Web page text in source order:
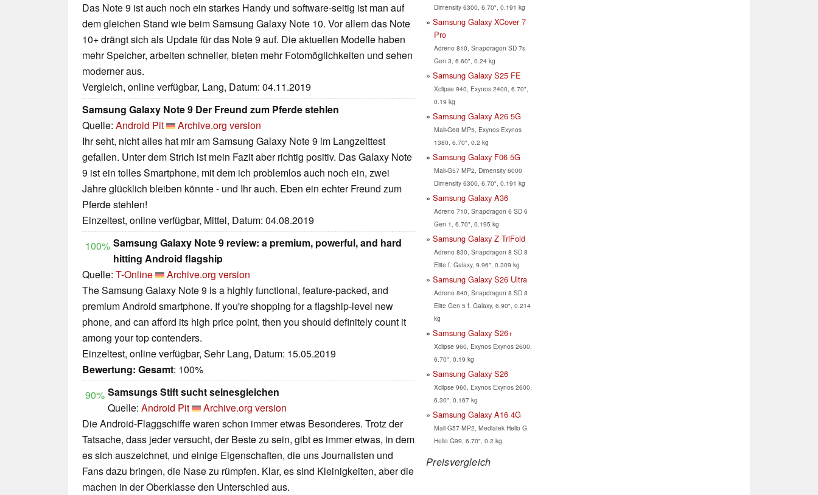
Das Note 9 ist auch noch ein starkes Handy und software-seitig ist man auf
dem gleichen Stand wie beim Samsung Galaxy Note 10. Vor allem das Note
10+ drängt sich als Update für das Note 9 auf. Die aktuellen Modelle haben
mehr Speicher, arbeiten schneller, bieten mehr Fotomöglichkeiten und sehen
moderner aus.
Vergleich, online verfügbar, Lang, Datum: 04.11.2019
Samsung Galaxy Note 9 Der Freund zum Pferde stehlen
Quelle: Android Pit
Archive.org version
Ihr seht, nicht alles hat mir am Samsung Galaxy Note 9 im Langzeittest
gefallen. Unter dem Strich ist mein Fazit aber richtig positiv. Das Galaxy Note
9 ist ein tolles Smartphone, mit dem ich problemlos auch noch ein, zwei
Jahre glücklich bleiben könnte - und Ihr auch. Eben ein echter Freund zum
Pferde stehlen!
Einzeltest, online verfügbar, Mittel, Datum: 04.08.2019
100% Samsung Galaxy Note 9 review: a premium, powerful, and hard
hitting Android flagship
Quelle: T-Online
Archive.org version
The Samsung Galaxy Note 9 is a highly functional, feature-packed, and
premium Android smartphone. If you're shopping for a flagship-level new
phone, and can afford its high price point, then you should definitely count it
among your top contenders.
Einzeltest, online verfügbar, Sehr Lang, Datum: 15.05.2019
Bewertung: Gesamt: 100%
90% Samsungs Stift sucht seinesgleichen
Quelle: Android Pit
Archive.org version
Die Android-Flaggschiffe waren schon immer etwas Besonderes. Trotz der
Tatsache, dass jeder versucht, der Beste zu sein, gibt es immer etwas, in dem
es sich auszeichnet, und einige Eigenschaften, die uns Journalisten und
Fans dazu bringen, die Nase zu rümpfen. Klar, es sind Kleinigkeiten, aber die
machen in der Oberklasse den Unterschied aus.
Dimensity 6300, 6.70", 0.191 kg
Samsung Galaxy XCover 7
Pro
Adreno 810, Snapdragon SD 7s
Gen 3, 6.60", 0.24 kg
Samsung Galaxy S25 FE
Xclipse 940, Exynos 2400, 6.70",
0.19 kg
Samsung Galaxy A26 5G
Mali-G68 MP5, Exynos Exynos
1380, 6.70", 0.2 kg
Samsung Galaxy F06 5G
Mali-G57 MP2, Dimensity 6000
Dimensity 6300, 6.70", 0.191 kg
Samsung Galaxy A36
Adreno 710, Snapdragon 6 SD 6
Gen 1, 6.70", 0.195 kg
Samsung Galaxy Z TriFold
Adreno 830, Snapdragon 8 SD 8
Elite f. Galaxy, 9.96", 0.309 kg
Samsung Galaxy S26 Ultra
Adreno 840, Snapdragon 8 SD 8
Elite Gen 5 f. Galaxy, 6.90", 0.214
kg
Samsung Galaxy S26+
Xclipse 960, Exynos Exynos 2600,
6.70", 0.19 kg
Samsung Galaxy S26
Xclipse 960, Exynos Exynos 2600,
6.30", 0.167 kg
Samsung Galaxy A16 4G
Mali-G57 MP2, Mediatek Helio G
Helio G99, 6.70", 0.2 kg
Preisvergleich